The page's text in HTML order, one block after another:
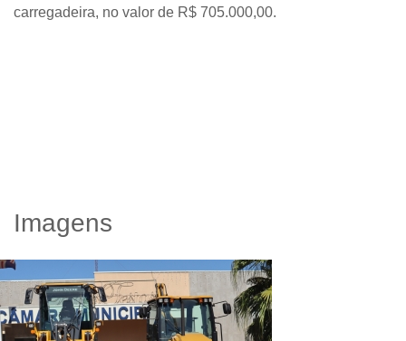
carregadeira, no valor de R$ 705.000,00.
Imagens